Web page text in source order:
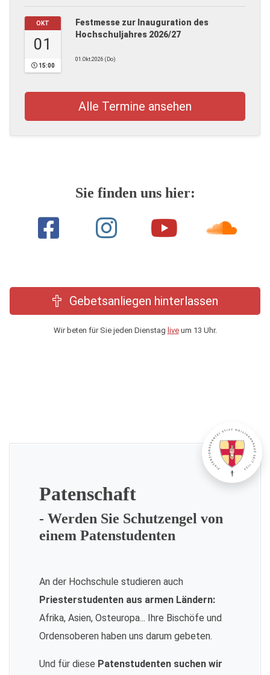
OKT
01
15:00
Festmesse zur Inauguration des
Hochschuljahres 2026/27
01.Okt.2026 (Do)
Alle Termine ansehen
Sie finden uns hier:
Gebetsanliegen hinterlassen
Wir beten für Sie jeden Dienstag liveum 13 Uhr.
Patenschaft
- Werden Sie Schutzengel von
einem Patenstudenten
An der Hochschule studieren auch
Priesterstudenten aus armen Ländern:
Afrika, Asien, Osteuropa... Ihre Bischöfe und
Ordensoberen haben uns darum gebeten.
Und für diese Patenstudenten suchen wir